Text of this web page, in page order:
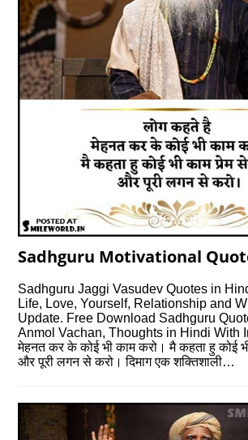
Sadhguru Motivational
Sadhguru Jaggi Vasudev Quotes in
Life, Love, Yourself, Relationship and
Update. Free Download Sadhguru
Anmol Vachan, Thoughts in Hindi With
मेहनत कर के कोई भी काम करो। मै कहता हु कोई
और पूरी लगन से करो। दिमाग एक शक्तिशाली…